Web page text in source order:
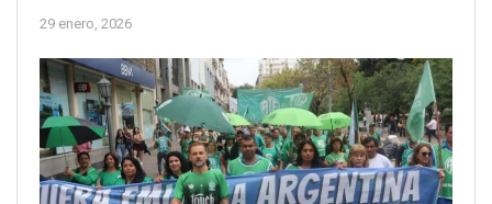
29 enero, 2026